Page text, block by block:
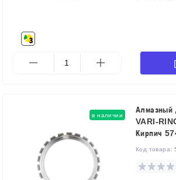
в наличии
VARI-
Кирпич
Код товара: